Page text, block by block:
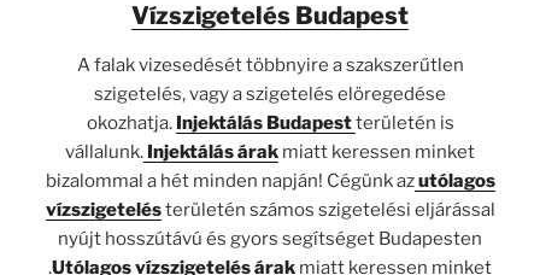
Vízszigetelés Budapest
A falak vizesedését többnyire a szakszerűtlen
szigetelés, vagy a szigetelés elöregedése
okozhatja. Injektálás Budapestterületén is
vállalunk. Injektálás árak miatt keressen minket
bizalommal a hét minden napján! Cégünk azutólagos
vízszigetelésterületén számos szigetelési eljárással
nyújt hosszútávú és gyors segítséget Budapesten
.Utólagos vízszigetelés árak miatt keressen minket